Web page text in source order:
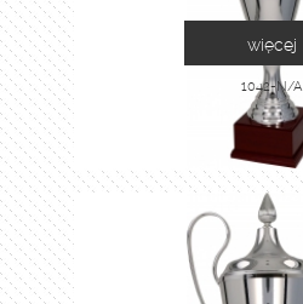
1042-N/A
więcej